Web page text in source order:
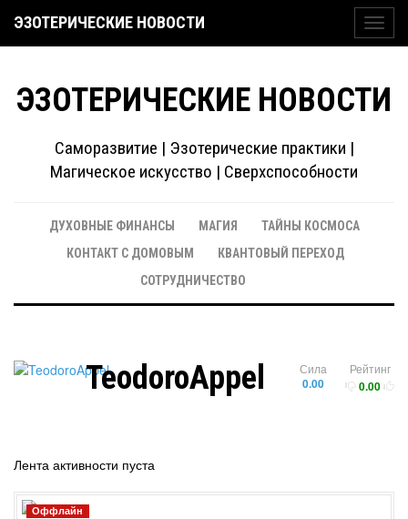
ЭЗОТЕРИЧЕСКИЕ НОВОСТИ
ЭЗОТЕРИЧЕСКИЕ НОВОСТИ
Саморазвитие | Эзотерические практики |
Магическое искусство | Сверхспособности
ДУХОВНЫЕ ФИНАНСЫ МАГИЯ
ТАЙНЫ КОСМОСА
КОНТАКТ С ДОМОВЫМ
КВАНТОВЫЙ ПЕРЕХОД
СОТРУДНИЧЕСТВО
Рейтинг
0.00
Сила
0.00
TeodoroAppel
Лента активности пуста
Оффлайн